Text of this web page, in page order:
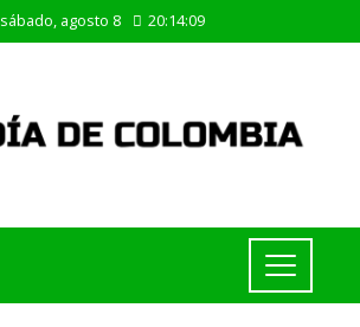
sábado, agosto 8 20:14:09